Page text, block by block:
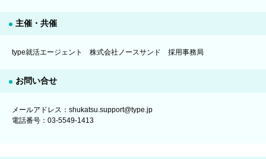
主催・共催
type就活エージェント 株式会社ノースサンド 採用事務局
お問い合せ
メールアドレス：shukatsu.support@type.jp
電話番号：03-5549-1413